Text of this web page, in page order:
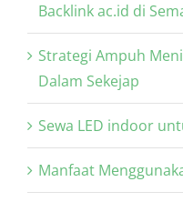
Backlink ac.id di
Strategi Ampuh
Dalam Sekejap
Sewa LED indoor
Manfaat